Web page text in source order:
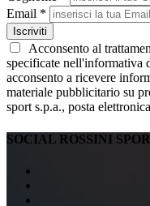
Email *
Iscriviti
Acconsento al
specificate nell'informativa
acconsento a ricevere
materiale pubblicitario su
sport s.p.a., posta
SOCIAL ROSSINI